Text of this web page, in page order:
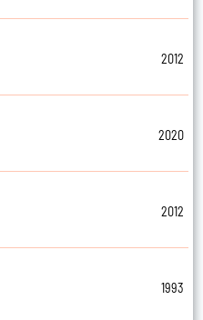
2012
2020
2012
1993